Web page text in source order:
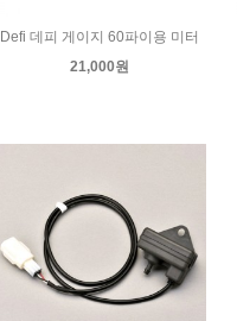
Defi 데피 게이지 60파이용 미터
21,000원